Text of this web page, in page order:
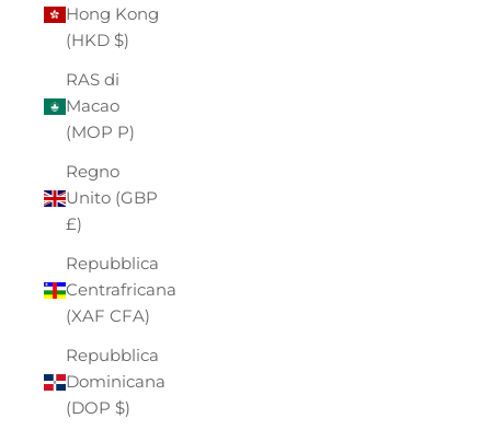
Hong Kong
(HKD $)
RAS di
Macao
(MOP P)
Regno
Unito (GBP
£)
Repubblica
Centrafricana
(XAF CFA)
Repubblica
Dominicana
(DOP $)